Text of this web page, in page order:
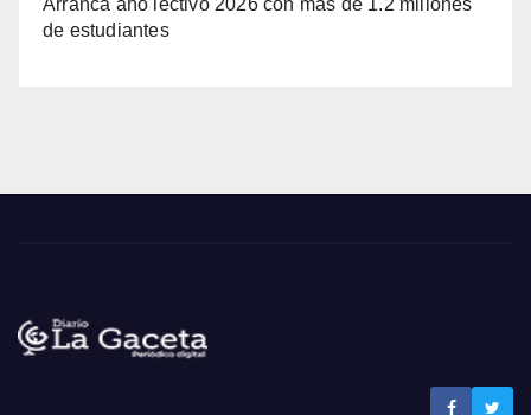
Arranca año lectivo 2026 con más de 1.2 millones
de estudiantes